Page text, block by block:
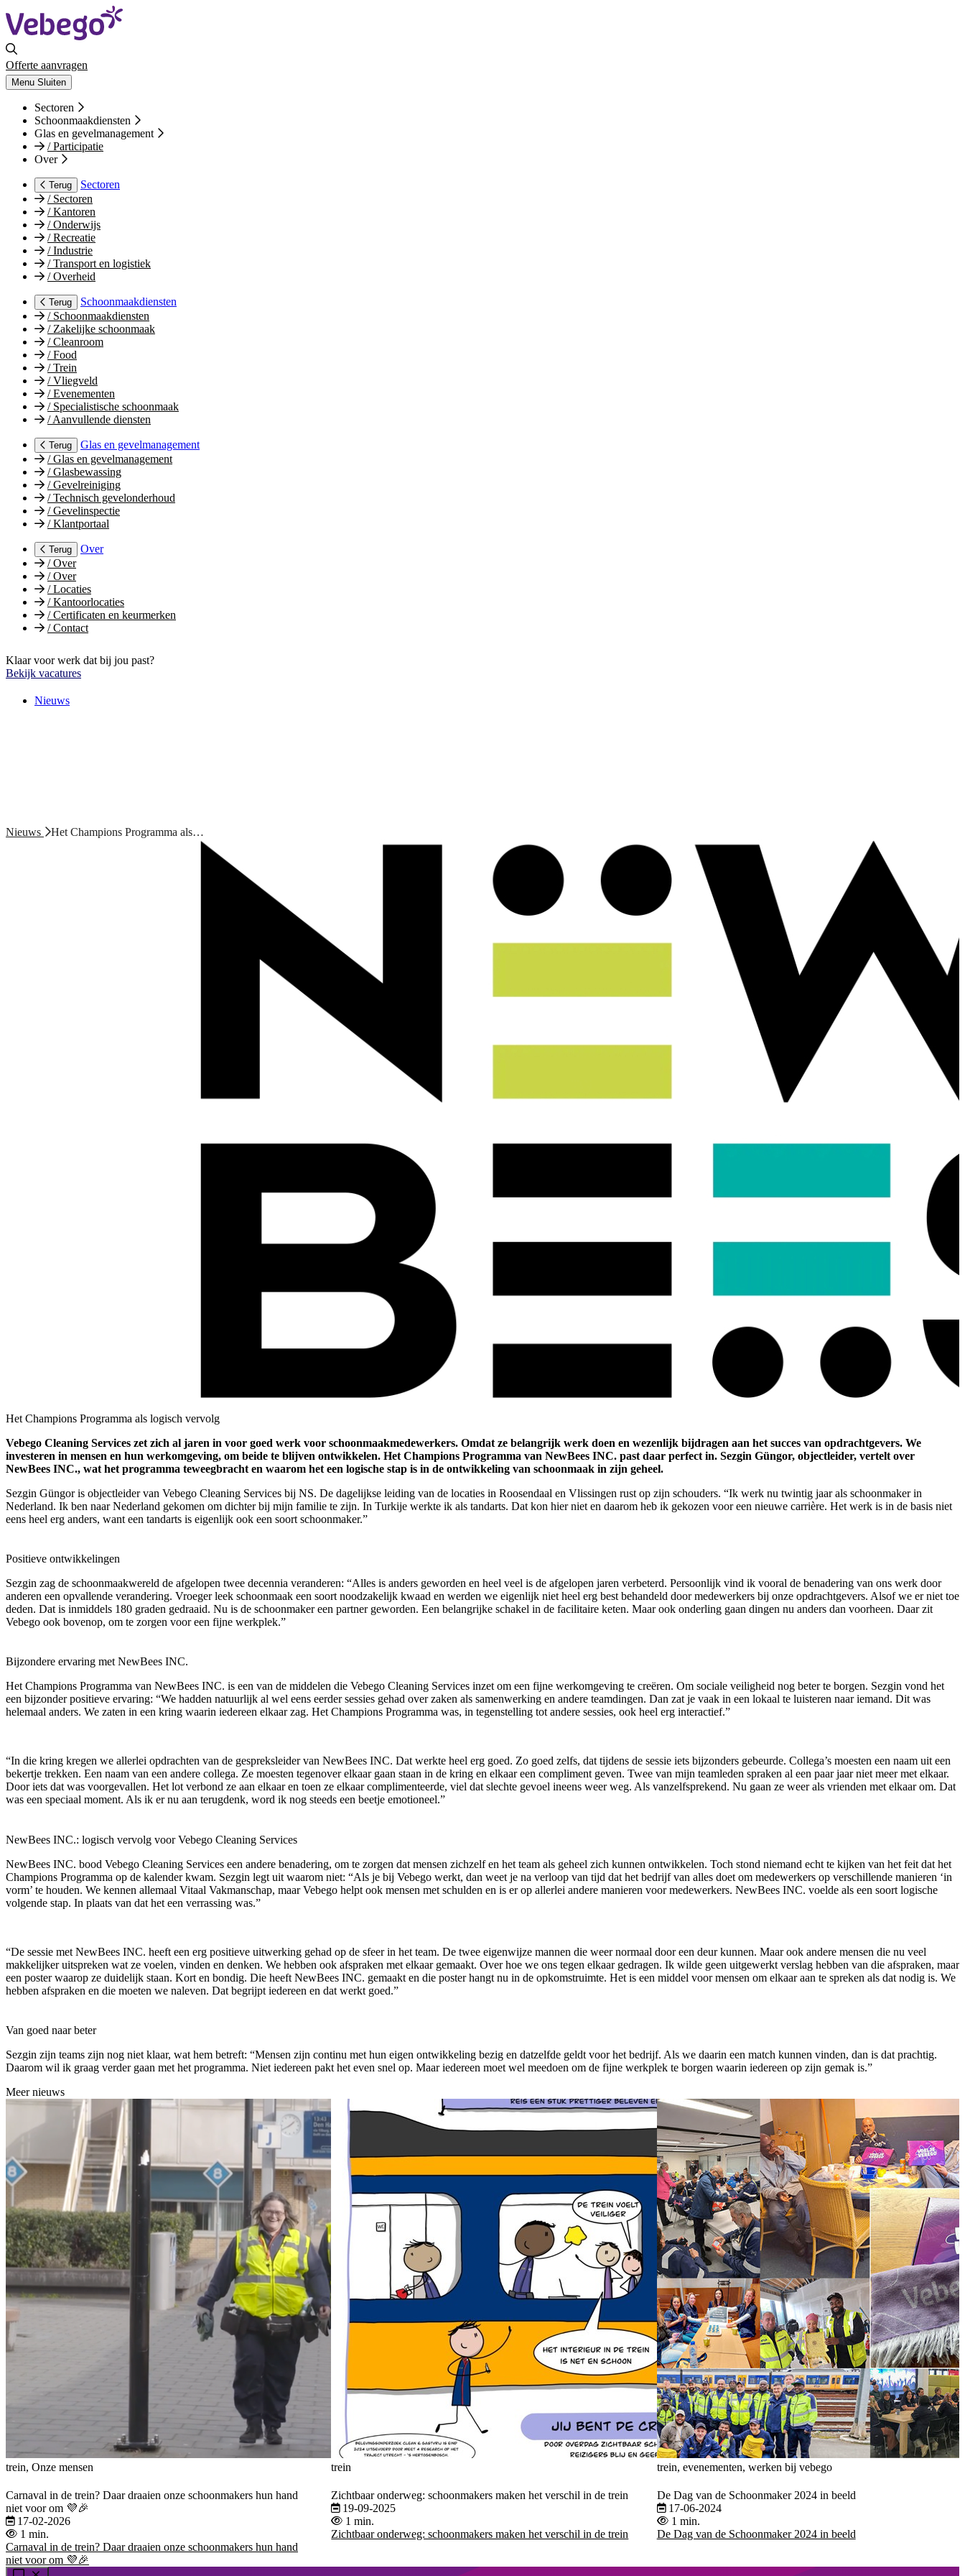
Offerte aanvragen
Menu Sluiten
Sectoren
Schoonmaakdiensten
Glas en gevelmanagement
/Participatie
Over
Terug
Sectoren
/Sectoren
/Kantoren
/Onderwijs
/Recreatie
/Industrie
/Transport en logistiek
/Overheid
Terug
Schoonmaakdiensten
/Schoonmaakdiensten
/Zakelijke schoonmaak
/Cleanroom
/Food
/Trein
/Vliegveld
/Evenementen
/Specialistische schoonmaak
/Aanvullende diensten
Terug
Glas en gevelmanagement
/Glas en gevelmanagement
/Glasbewassing
/Gevelreiniging
/Technisch gevelonderhoud
/Gevelinspectie
/Klantportaal
Terug
Over
/Over
/Over
/Locaties
/Kantoorlocaties
/Certificaten en keurmerken
/Contact
Klaar voor werk dat bij jou past?
Bekijk vacatures
Nieuws
Nieuws Het Champions Programma als…
Het Champions Programma als logisch vervolg
Vebego Cleaning Services zet zich al jaren in voor goed werk voor schoonmaakmedewerkers. Omdat ze belangrijk werk doen en wezenlijk bijdragen aan het succes van opdrachtgevers. We
investeren in mensen en hun werkomgeving, om beide te blijven ontwikkelen. Het Champions Programma van NewBees INC. past daar perfect in. Sezgin Güngor, objectleider, vertelt over
NewBees INC., wat het programma teweegbracht en waarom het een logische stap is in de ontwikkeling van schoonmaak in zijn geheel.
Sezgin Güngor is objectleider van Vebego Cleaning Services bij NS. De dagelijkse leiding van de locaties in Roosendaal en Vlissingen rust op zijn schouders. “Ik werk nu twintig jaar als schoonmaker in
Nederland. Ik ben naar Nederland gekomen om dichter bij mijn familie te zijn. In Turkije werkte ik als tandarts. Dat kon hier niet en daarom heb ik gekozen voor een nieuwe carrière. Het werk is in de basis niet
eens heel erg anders, want een tandarts is eigenlijk ook een soort schoonmaker.”
Positieve ontwikkelingen
Sezgin zag de schoonmaakwereld de afgelopen twee decennia veranderen: “Alles is anders geworden en heel veel is de afgelopen jaren verbeterd. Persoonlijk vind ik vooral de benadering van ons werk door
anderen een opvallende verandering. Vroeger leek schoonmaak een soort noodzakelijk kwaad en werden we eigenlijk niet heel erg best behandeld door medewerkers bij onze opdrachtgevers. Alsof we er niet toe
deden. Dat is inmiddels 180 graden gedraaid. Nu is de schoonmaker een partner geworden. Een belangrijke schakel in de facilitaire keten. Maar ook onderling gaan dingen nu anders dan voorheen. Daar zit
Vebego ook bovenop, om te zorgen voor een fijne werkplek.”
Bijzondere ervaring met NewBees INC.
Het Champions Programma van NewBees INC. is een van de middelen die Vebego Cleaning Services inzet om een fijne werkomgeving te creëren. Om sociale veiligheid nog beter te borgen. Sezgin vond het
een bijzonder positieve ervaring: “We hadden natuurlijk al wel eens eerder sessies gehad over zaken als samenwerking en andere teamdingen. Dan zat je vaak in een lokaal te luisteren naar iemand. Dit was
helemaal anders. We zaten in een kring waarin iedereen elkaar zag. Het Champions Programma was, in tegenstelling tot andere sessies, ook heel erg interactief.”
“In die kring kregen we allerlei opdrachten van de gespreksleider van NewBees INC. Dat werkte heel erg goed. Zo goed zelfs, dat tijdens de sessie iets bijzonders gebeurde. Collega’s moesten een naam uit een
bekertje trekken. Een naam van een andere collega. Ze moesten tegenover elkaar gaan staan in de kring en elkaar een compliment geven. Twee van mijn teamleden spraken al een paar jaar niet meer met elkaar.
Door iets dat was voorgevallen. Het lot verbond ze aan elkaar en toen ze elkaar complimenteerde, viel dat slechte gevoel ineens weer weg. Als vanzelfsprekend. Nu gaan ze weer als vrienden met elkaar om. Dat
was een speciaal moment. Als ik er nu aan terugdenk, word ik nog steeds een beetje emotioneel.”
NewBees INC.: logisch vervolg voor Vebego Cleaning Services
NewBees INC. bood Vebego Cleaning Services een andere benadering, om te zorgen dat mensen zichzelf en het team als geheel zich kunnen ontwikkelen. Toch stond niemand echt te kijken van het feit dat het
Champions Programma op de kalender kwam. Sezgin legt uit waarom niet: “Als je bij Vebego werkt, dan weet je na verloop van tijd dat het bedrijf van alles doet om medewerkers op verschillende manieren ‘in
vorm’ te houden. We kennen allemaal Vitaal Vakmanschap, maar Vebego helpt ook mensen met schulden en is er op allerlei andere manieren voor medewerkers. NewBees INC. voelde als een soort logische
volgende stap. In plaats van dat het een verrassing was.”
“De sessie met NewBees INC. heeft een erg positieve uitwerking gehad op de sfeer in het team. De twee eigenwijze mannen die weer normaal door een deur kunnen. Maar ook andere mensen die nu veel
makkelijker uitspreken wat ze voelen, vinden en denken. We hebben ook afspraken met elkaar gemaakt. Over hoe we ons tegen elkaar gedragen. Ik wilde geen uitgewerkt verslag hebben van die afspraken, maar
een poster waarop ze duidelijk staan. Kort en bondig. Die heeft NewBees INC. gemaakt en die poster hangt nu in de opkomstruimte. Het is een middel voor mensen om elkaar aan te spreken als dat nodig is. We
hebben afspraken en die moeten we naleven. Dat begrijpt iedereen en dat werkt goed.”
Van goed naar beter
Sezgin zijn teams zijn nog niet klaar, wat hem betreft: “Mensen zijn continu met hun eigen ontwikkeling bezig en datzelfde geldt voor het bedrijf. Als we daarin een match kunnen vinden, dan is dat prachtig.
Daarom wil ik graag verder gaan met het programma. Niet iedereen pakt het even snel op. Maar iedereen moet wel meedoen om de fijne werkplek te borgen waarin iedereen op zijn gemak is.”
Meer nieuws
trein, Onze mensen
Carnaval in de trein? Daar draaien onze schoonmakers hun hand
niet voor om 💜🎉
17-02-2026
1 min.
Carnaval in de trein? Daar draaien onze schoonmakers hun hand
niet voor om 💜🎉
trein
Zichtbaar onderweg: schoonmakers maken het verschil in de trein
19-09-2025
1 min.
Zichtbaar onderweg: schoonmakers maken het verschil in de trein
trein, evenementen, werken bij vebego
De Dag van de Schoonmaker 2024 in beeld
17-06-2024
1 min.
De Dag van de Schoonmaker 2024 in beeld